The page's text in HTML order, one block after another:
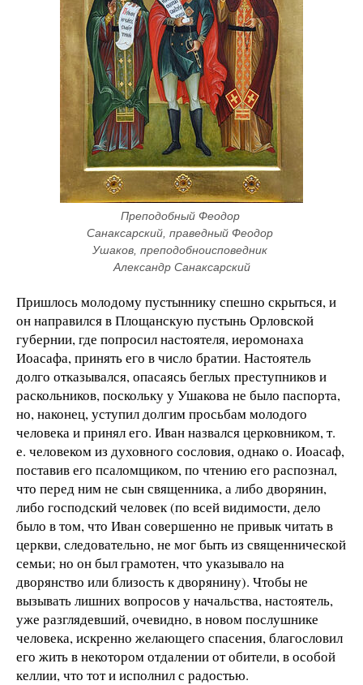
Преподобный Феодор
Санаксарский, праведный Феодор
Ушаков, преподобноисповедник
Александр Санаксарский
Пришлось молодому пустыннику спешно скрыться, и
он направился в Площанскую пустынь Орловской
губернии, где попросил настоятеля, иеромонаха
Иоасафа, принять его в число братии. Настоятель
долго отказывался, опасаясь беглых преступников и
раскольников, поскольку у Ушакова не было паспорта,
но, наконец, уступил долгим просьбам молодого
человека и принял его. Иван назвался церковником, т.
е. человеком из духовного сословия, однако о. Иоасаф,
поставив его псаломщиком, по чтению его распознал,
что перед ним не сын священника, а либо дворянин,
либо господский человек (по всей видимости, дело
было в том, что Иван совершенно не привык читать в
церкви, следовательно, не мог быть из священнической
семьи; но он был грамотен, что указывало на
дворянство или близость к дворянину). Чтобы не
вызывать лишних вопросов у начальства, настоятель,
уже разглядевший, очевидно, в новом послушнике
человека, искренно желающего спасения, благословил
его жить в некотором отдалении от обители, в особой
келлии, что тот и исполнил с радостью.